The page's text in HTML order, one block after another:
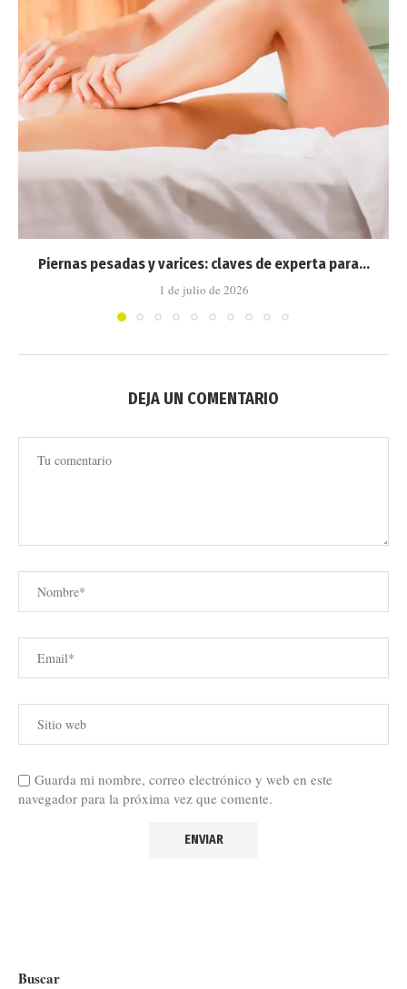
Piernas pesadas y varices: claves de experta para...
1 de julio de 2026
DEJA UN COMENTARIO
Guarda mi nombre, correo electrónico y web en este
navegador para la próxima vez que comente.
Buscar